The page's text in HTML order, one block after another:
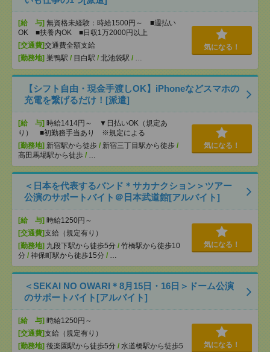
[給 与] 無資格未経験：時給1500円～ ■週払い
OK ■扶養内OK ■日収1万2000円以上
[交通費]交通費全額支給
[勤務地] 巣鴨駅 / 目白駅 / 北池袋駅 / …
気になる！
【シフト自由・現金手渡しOK】iPhoneなどスマホの
充電を繋げるだけ！[派遣]
[給 与] 時給1414円～ ▼日払いOK（規定あ
り） ■初勤務手当あり ※規定による
[勤務地] 新宿駅から徒歩 / 新宿三丁目駅から徒歩 /
高田馬場駅から徒歩 / …
気になる！
＜日本を代表するバンド＊サカナクション＞ツアー
公演のサポートバイト＠日本武道館[アルバイト]
[給 与] 時給1250円～
[交通費]支給（規定有り）
[勤務地] 九段下駅から徒歩5分 / 竹橋駅から徒歩10
分 / 神保町駅から徒歩15分 / …
気になる！
＜SEKAI NO OWARI＊8月15日・16日＞ドーム公演
のサポートバイト[アルバイト]
[給 与] 時給1250円～
[交通費]支給（規定有り）
[勤務地] 後楽園駅から徒歩5分 / 水道橋駅から徒歩5
気になる！